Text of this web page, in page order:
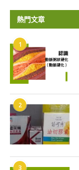
熱門文章
1
2
3